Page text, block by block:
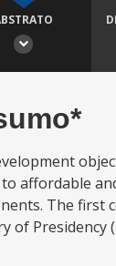
to affordable
The first
of Presidency